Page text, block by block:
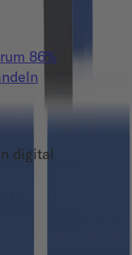
86%
digital